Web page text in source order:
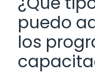
puedo
los